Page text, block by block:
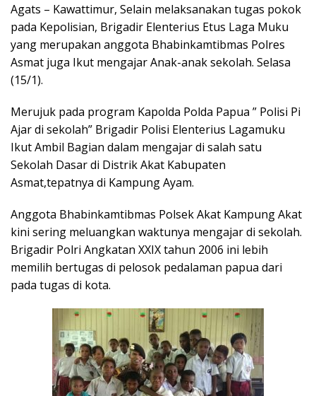
Agats – Kawattimur, Selain melaksanakan tugas pokok
pada Kepolisian, Brigadir Elenterius Etus Laga Muku
yang merupakan anggota Bhabinkamtibmas Polres
Asmat juga Ikut mengajar Anak-anak sekolah. Selasa
(15/1).
Merujuk pada program Kapolda Polda Papua ” Polisi Pi
Ajar di sekolah” Brigadir Polisi Elenterius Lagamuku
Ikut Ambil Bagian dalam mengajar di salah satu
Sekolah Dasar di Distrik Akat Kabupaten
Asmat,tepatnya di Kampung Ayam.
Anggota Bhabinkamtibmas Polsek Akat Kampung Akat
kini sering meluangkan waktunya mengajar di sekolah.
Brigadir Polri Angkatan XXIX tahun 2006 ini lebih
memilih bertugas di pelosok pedalaman papua dari
pada tugas di kota.